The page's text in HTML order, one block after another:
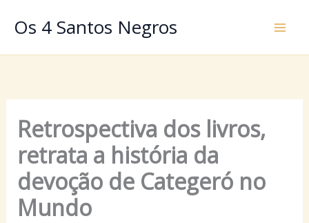
paraOs 4 Santos Negros
Retrospectiva dos livros,
retrata a história da
devoção de Categeró no
Mundo